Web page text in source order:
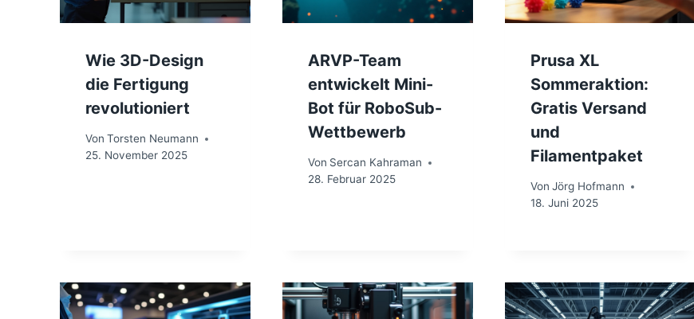
Wie 3D-Design
die Fertigung
revolutioniert
Von Torsten Neumann
25. November 2025
ARVP-Team
entwickelt Mini-
Bot für RoboSub-
Wettbewerb
Von Sercan Kahraman
28. Februar 2025
Prusa XL
Sommeraktion:
Gratis Versand
und
Filamentpaket
Von Jörg Hofmann
18. Juni 2025